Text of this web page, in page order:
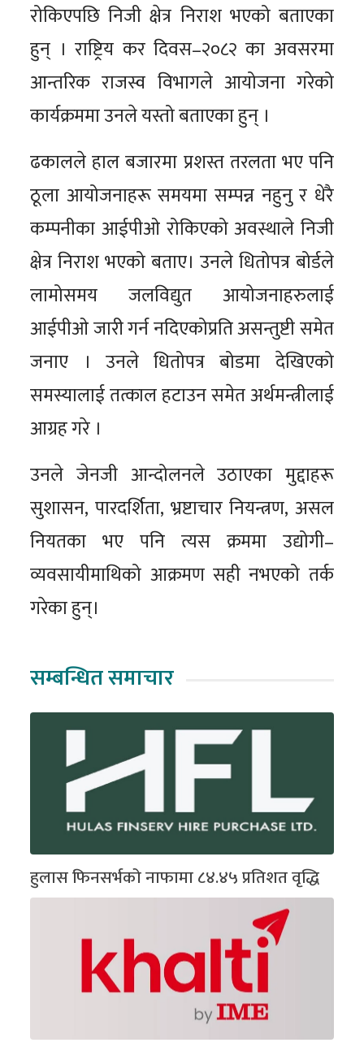
रोकिएपछि निजी क्षेत्र निराश भएको बताएका
हुन् । राष्ट्रिय कर दिवस–२०८२ का अवसरमा
आन्तरिक राजस्व विभागले आयोजना गरेको
कार्यक्रममा उनले यस्तो बताएका हुन् ।
ढकालले हाल बजारमा प्रशस्त तरलता भए पनि
ठूला आयोजनाहरू समयमा सम्पन्न नहुनु र धेरै
कम्पनीका आईपीओ रोकिएको अवस्थाले निजी
क्षेत्र निराश भएको बताए। उनले धितोपत्र बोर्डले
लामोसमय जलविद्युत आयोजनाहरुलाई
आईपीओ जारी गर्न नदिएकोप्रति असन्तुष्टी समेत
जनाए । उनले धितोपत्र बोडमा देखिएको
समस्यालाई तत्काल हटाउन समेत अर्थमन्त्रीलाई
आग्रह गरे ।
उनले जेनजी आन्दोलनले उठाएका मुद्दाहरू
सुशासन, पारदर्शिता, भ्रष्टाचार नियन्त्रण, असल
नियतका भए पनि त्यस क्रममा उद्योगी–
व्यवसायीमाथिको आक्रमण सही नभएको तर्क
गरेका हुन्।
सम्बन्धित समाचार
हुलास फिनसर्भको नाफामा ८४.४५ प्रतिशत वृद्धि